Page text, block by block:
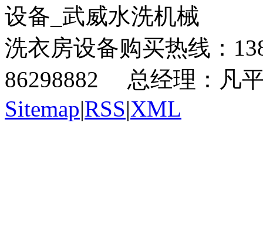
设备_武威水洗机械
洗衣房设备购买热线：
86298882 总经理：凡
Sitemap|RSS|XML